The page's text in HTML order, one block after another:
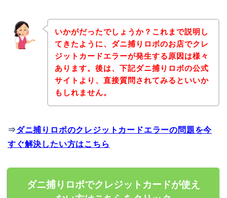
いかがだったでしょうか？これまで説明し
てきたように、ダニ捕りロボのお店でクレ
ジットカードエラーが発生する原因は様々
あります。後は、下記ダニ捕りロボの公式
サイトより、直接質問されてみるといいか
もしれません。
⇒ダニ捕りロボのクレジットカードエラーの問題を今
すぐ解決したい方はこちら
ダニ捕りロボでクレジットカードが使え